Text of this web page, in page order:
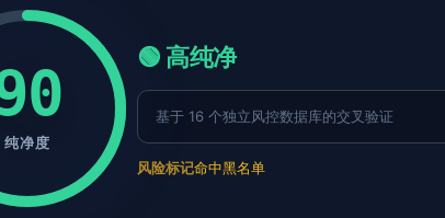
纯净度
🟢 高纯净
基于 16 个独立风控数据库的交叉验证
风险标记命中黑名单